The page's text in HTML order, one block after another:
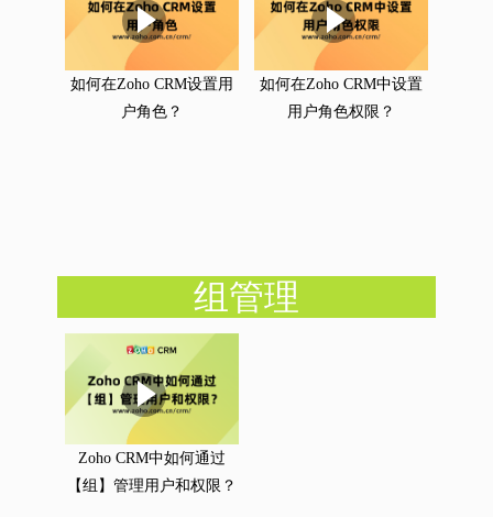
如何在Zoho CRM设置用
户角色？
如何在Zoho CRM中设置
用户角色权限？
组管理
Zoho CRM中如何通过
【组】管理用户和权限？